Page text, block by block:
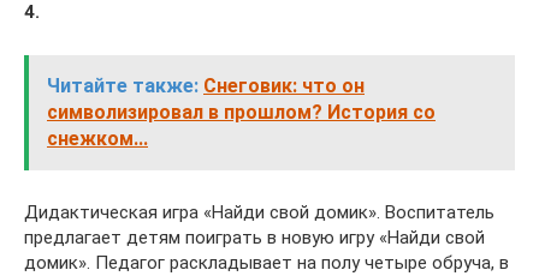
4.
Читайте также: Снеговик: что он
символизировал в прошлом? История со
снежком...
Дидактическая игра «Найди свой домик». Воспитатель
предлагает детям поиграть в новую игру «Найди свой
домик». Педагог раскладывает на полу четыре обруча, в